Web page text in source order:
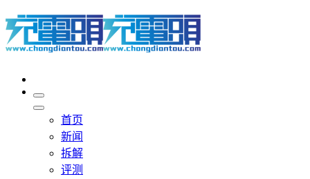
首页
新闻
拆解
评测